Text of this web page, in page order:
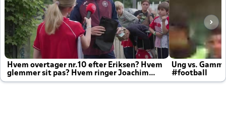
Hvem overtager nr.10 efter Eriksen? Hvem
glemmer sit pas? Hvem ringer Joachim
altid til efter kampe?
Ung vs.
#football